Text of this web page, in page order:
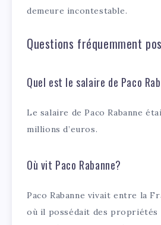
demeure incontestable.
Questions fréquemment
Quel est le salaire de Paco
Le salaire de Paco Rabanne
millions d’euros.
Où vit Paco Rabanne?
Paco Rabanne vivait entre la
où il possédait des propriétés